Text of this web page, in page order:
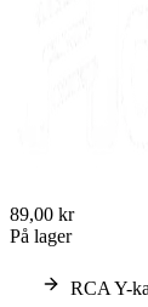
89,00 kr
På lager
RCA Y-